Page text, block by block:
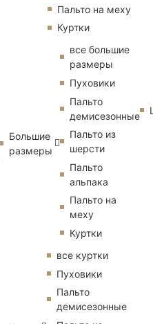
Пальто на меху
Куртки
Большие
размеры
все большие
размеры
Пуховики
Пальто
демисезонные
Пальто из
шерсти
Пальто
альпака
Пальто на
меху
Куртки
все куртки
Пуховики
Пальто
демисезонные